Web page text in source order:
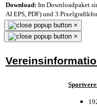
Download: Im Downloadpaket
AI EPS, PDF) und 3
×
×